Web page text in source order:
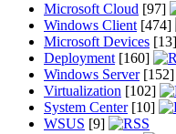
Microsoft Cloud [97]
Windows Client[474]
Microsoft Devices [13]
Deployment[160]
Windows Server[152]
Virtualization [102]
System Center[10]
WSUS [9]